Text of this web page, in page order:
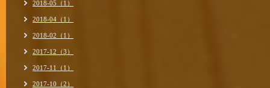
2018-05（1）
2018-04（1）
2018-02（1）
2017-12（3）
2017-11（1）
2017-10（2）